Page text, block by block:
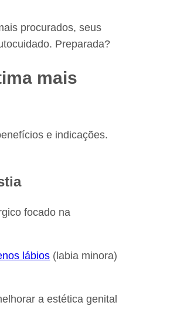
procurados, seus
Preparada?
mais
e indicações.
focado na
lábios (labia minora)
a estética genital